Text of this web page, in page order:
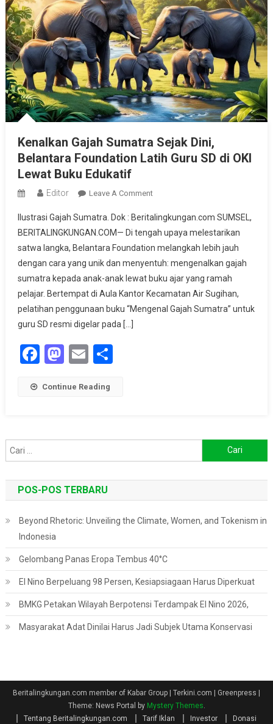
Kenalkan Gajah Sumatra Sejak Dini,
Belantara Foundation Latih Guru SD di OKI
Lewat Buku Edukatif
Editor Leave A CommentOn
Gajah
Sumatra
Sejak
Dini,
Belantara
Foundation
Latih
Ilustrasi Gajah Sumatra. Dok : Beritalingkungan.com SUMSEL,
BERITALINGKUNGAN.COM— Di tengah upaya melestarikan
satwa langka, Belantara Foundation melangkah lebih jauh
dengan cara yang unik dan menyentuh: mengenalkan gajah
sumatra kepada anak-anak lewat buku ajar yang ramah
pelajar. Bertempat di Aula Kantor Kecamatan Air Sugihan,
pelatihan penggunaan buku “Mengenal Gajah Sumatra” untuk
guru SD resmi digelar pada […]
Facebook
Mastodon
EmailShare
Continue Reading
untuk:
POS-POS TERBARU
Beyond Rhetoric: Unveiling the Climate, Women, and Tokenism in
Indonesia
Gelombang Panas Eropa Tembus 40°C
El Nino Berpeluang 98 Persen, Kesiapsiagaan Harus Diperkuat
BMKG Petakan Wilayah Berpotensi Terdampak El Nino 2026,
Masyarakat Adat Dinilai Harus Jadi Subjek Utama Konservasi
Beritalingkungan.com member of Kabar Group | Terkini.com | Greenpress |
Theme: News Portal by Mystery Themes
Tentang Beritalingkungan.com
Tarif Iklan Investor Donasi